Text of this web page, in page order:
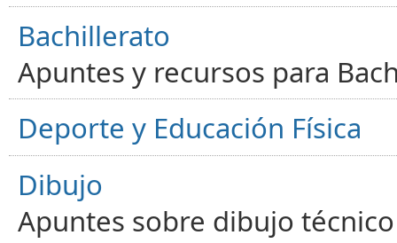
Bachillerato
Apuntes y recursos para
Deporte y Educación Física
Dibujo
Apuntes sobre dibujo